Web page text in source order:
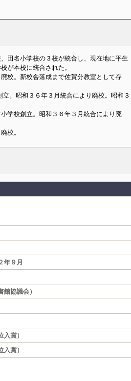
田名小学校の３校が統合し、現在地に平生
が本校に統合された。
校。新校舎落成まで佐賀分教室として存
。昭和３６年３月統合により廃校。昭和３
学校創立。昭和３６年３月統合により廃
校。
年９月
協議会）
賞）
賞）